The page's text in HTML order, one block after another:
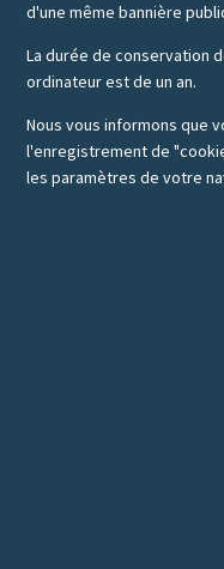
d'une même bannière
La durée de conservation
ordinateur est de un an.
Nous vous informons que
l'enregistrement de
les paramètres de votre